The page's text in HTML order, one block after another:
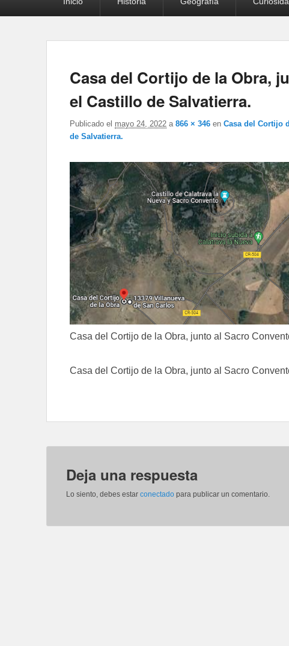
Casa del Cortijo de la Obra,
el Castillo de Salvatierra.
Publicado el mayo 24, 2022 a 866 × 346 en Casa del Cortijo
de Salvatierra.
Casa del Cortijo de la Obra, junto al Sacro
Casa del Cortijo de la Obra, junto al Sacro
Deja una respuesta
Lo siento, debes estar conectado para publicar un comentario.